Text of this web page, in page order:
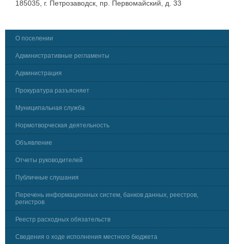
185035, г. Петрозаводск, пр. Первомайский, д. 33
О поселении
Административные регламенты
Администрация
Прокуратура разъясняет
Муниципальная служба
Нормотворческая деятельность
Объявление
Отчеты руководителей
Публичные слушания
Перечень информационных систем, банков данных, реестров,
регистров
Реестр расходных обязательств
Сведения о ходе исполнения местного бюджета